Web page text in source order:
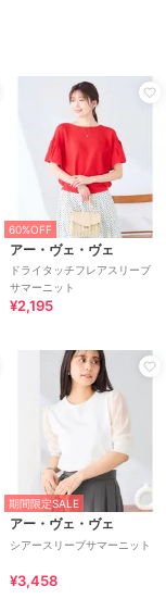
60%OFF
アー・ヴェ・ヴェ
ドライタッチフレアスリーブ
サマーニット
¥2,195
期間限定SALE
アー・ヴェ・ヴェ
シアースリーブサマーニット
¥3,458